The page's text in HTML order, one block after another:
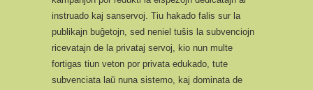
instruado kaj sanservoj. Tiu hakado falis sur la
publikajn buĝetojn, sed neniel tuŝis la subvenciojn
ricevatajn de la privataj servoj, kio nun multe
fortigas tiun veton por privata edukado, tute
subvenciata laŭ nuna sistemo, kaj dominata de